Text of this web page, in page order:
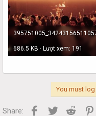
686.5 KB · Lượt xem: 191
You must log
Share: Facebook
Twitter Reddit